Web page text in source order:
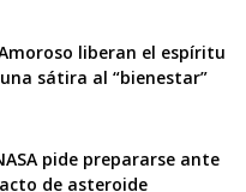
liberan el espíritu
sátira al “bienestar”
pide prepararse ante
de asteroide